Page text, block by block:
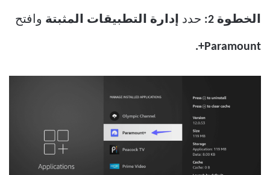
الخطوة 2: حدد إدارة التطبيقات المثبتة وافتح
Paramount+.